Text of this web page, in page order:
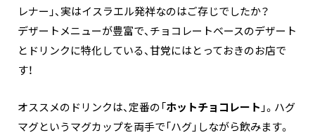
レナー」、実はイスラエル発祥なのはご存じでしたか？
デザートメニューが豊富で、チョコレートベースのデザート
とドリンクに特化している、甘党にはとっておきのお店で
す！
オススメのドリンクは、定番の「ホットチョコレート 」。ハグ
マグというマグカップを両手で「ハグ」しながら飲みます。